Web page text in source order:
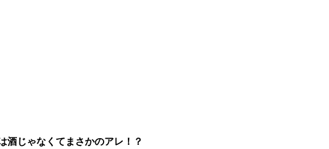
じゃなくてまさかのアレ！？